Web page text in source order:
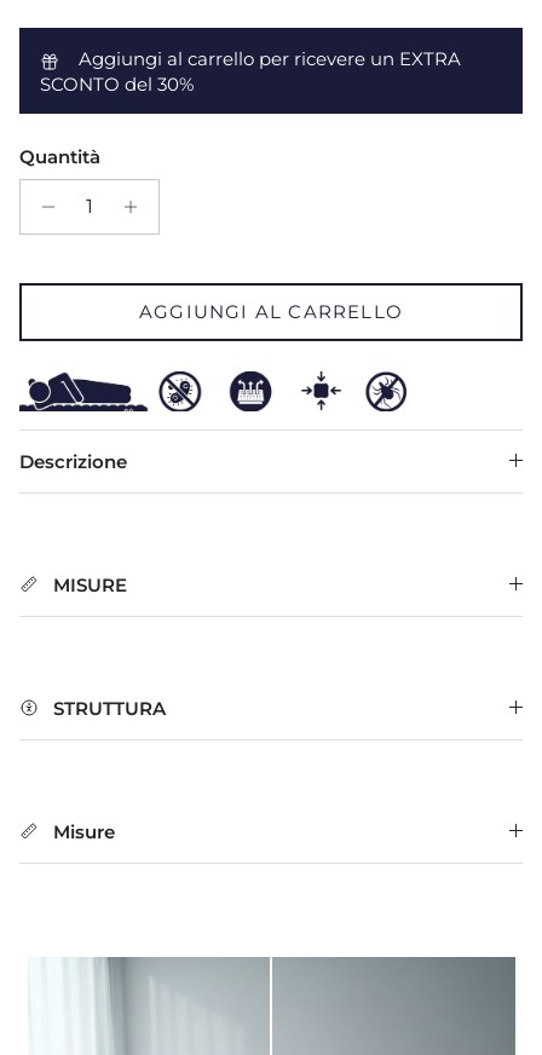
Aggiungi al carrello per ricevere un EXTRA
SCONTO del 30%
Quantità
AGGIUNGI AL CARRELLO
Descrizione
MISURE
STRUTTURA
Misure